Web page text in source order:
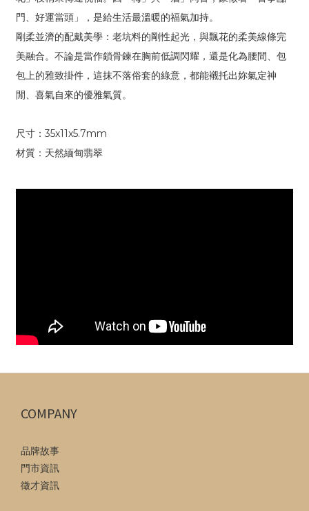
門、好運當頭」，是給生活最溫暖的福氣加持。
剛柔並濟的配戴美學：老坑料的剛性起光，與飄花的柔美線條完
美融合。不論是當作鎖骨鍊在胸前低調閃耀，還是化為腰間、包
包上的雅致掛件，這抹不落俗套的綠意，都能襯托出妳氣定神
閒、喜氣自來的優雅氣質。
尺寸：35x11x5.7mm
材質：天然緬甸翡翠
COMPANY
品牌故事
門市資訊
徵才資訊